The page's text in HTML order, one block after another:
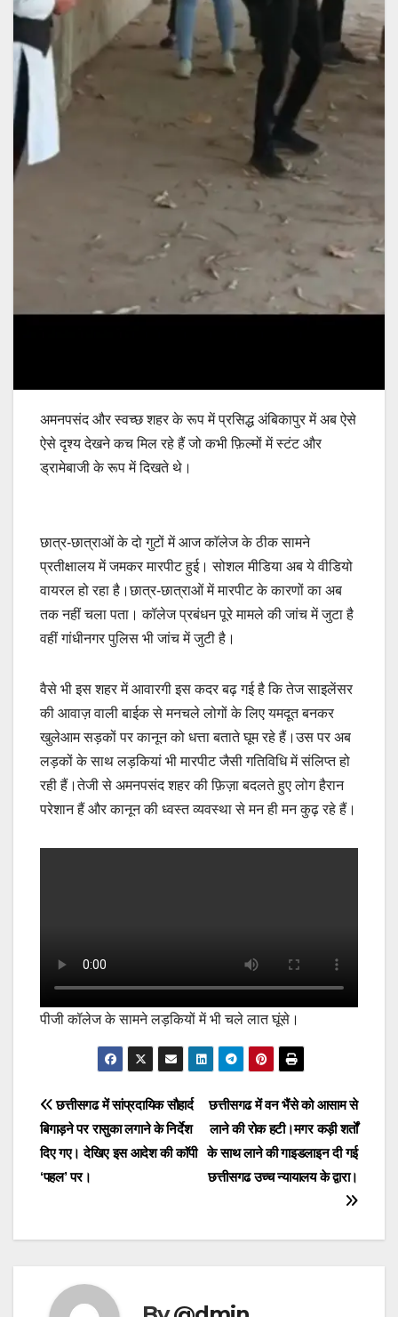
अमनपसंद और स्वच्छ शहर के रूप में प्रसिद्ध अंबिकापुर में अब ऐसे
ऐसे दृश्य देखने कच मिल रहे हैं जो कभी फ़िल्मों में स्टंट और
ड्रामेबाजी के रूप में दिखते थे।
छात्र-छात्राओं के दो गुटों में आज काॅलेज के ठीक सामने
प्रतीक्षालय में जमकर मारपीट हुई। सोशल मीडिया अब ये वीडियो
वायरल हो रहा है।छात्र-छात्राओं में मारपीट के कारणों का अब
तक नहीं चला पता। कॉलेज प्रबंधन पूरे मामले की जांच में जुटा है
वहीं गांधीनगर पुलिस भी जांच में जुटी है।
वैसे भी इस शहर में आवारगी इस कदर बढ़ गई है कि तेज साइलेंसर
की आवाज़ वाली बाईक से मनचले लोगों के लिए यमदूत बनकर
खुलेआम सड़कों पर कानून को धत्ता बताते घूम रहे हैं।उस पर अब
लड़कों के साथ लड़कियां भी मारपीट जैसी गतिविधि में संलिप्त हो
रही हैं।तेजी से अमनपसंद शहर की फ़िज़ा बदलते हुए लोग हैरान
परेशान हैं और कानून की ध्वस्त व्यवस्था से मन ही मन कुढ़ रहे हैं।
पीजी कॉलेज के सामने लड़कियों में भी चले लात घूंसे।
Post
navigation
छत्तीसगढ में वन भैंसे को आसाम से
लाने की रोक हटी।मगर कड़ी शर्तों
के साथ लाने की गाइडलाइन दी गई
छत्तीसगढ उच्च न्यायालय के द्वारा।
छत्तीसगढ में सांप्रदायिक सौहार्द
बिगाड़ने पर रासुका लगाने के निर्देश
दिए गए। देखिए इस आदेश की काॅपी
‘पहल’ पर।